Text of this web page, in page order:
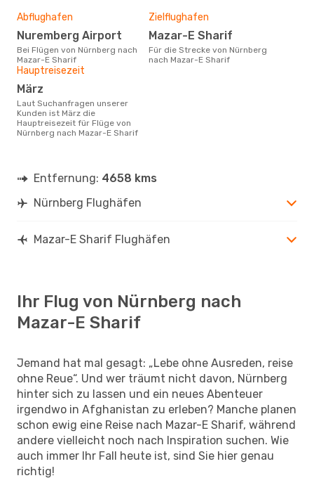
Abflughafen
Nuremberg Airport
Bei Flügen von Nürnberg nach
Mazar-E Sharif
Zielflughafen
Mazar-E Sharif
Für die Strecke von Nürnberg
nach Mazar-E Sharif
Hauptreisezeit
März
Laut Suchanfragen unserer
Kunden ist März die
Hauptreisezeit für Flüge von
Nürnberg nach Mazar-E Sharif
Entfernung: 4658 kms
Nürnberg Flughäfen
Mazar-E Sharif Flughäfen
Ihr Flug von Nürnberg nach
Mazar-E Sharif
Jemand hat mal gesagt: „Lebe ohne Ausreden, reise
ohne Reue“. Und wer träumt nicht davon, Nürnberg
hinter sich zu lassen und ein neues Abenteuer
irgendwo in Afghanistan zu erleben? Manche planen
schon ewig eine Reise nach Mazar-E Sharif, während
andere vielleicht noch nach Inspiration suchen. Wie
auch immer Ihr Fall heute ist, sind Sie hier genau
richtig!